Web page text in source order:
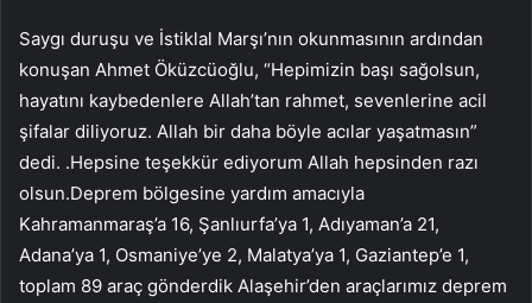
Saygı duruşu ve İstiklal Marşı’nın okunmasının ardından
konuşan Ahmet Öküzcüoğlu, “Hepimizin başı sağolsun,
hayatını kaybedenlere Allah’tan rahmet, sevenlerine acil
şifalar diliyoruz. Allah bir daha böyle acılar yaşatmasın”
dedi. .Hepsine teşekkür ediyorum Allah hepsinden razı
olsun.Deprem bölgesine yardım amacıyla
Kahramanmaraş’a 16, Şanlıurfa’ya 1, Adıyaman’a 21,
Adana’ya 1, Osmaniye’ye 2, Malatya’ya 1, Gaziantep’e 1,
toplam 89 araç gönderdik Alaşehir’den araçlarımız deprem